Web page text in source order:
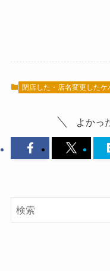
閉店した・店名変更したケ
よかっ